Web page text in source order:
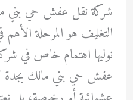
شركة نقل عفش حي بني
التغليف هو المرحلة
نوليها اهتمام خاص في
عفش حي بني مالك بجدة